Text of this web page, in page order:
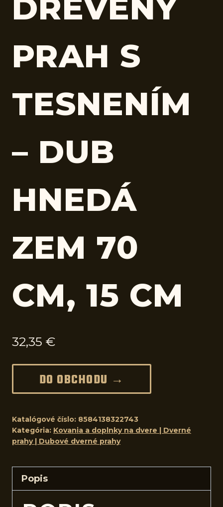
DREVENÝ
PRAH S
TESNENÍM
– DUB
HNEDÁ
ZEM 70
CM, 15 CM
32,35 €
DO OBCHODU →
Katalógové číslo: 8584138322743
Kategória: Kovania a doplnky na dvere | Dverné
prahy | Dubové dverné prahy
Popis